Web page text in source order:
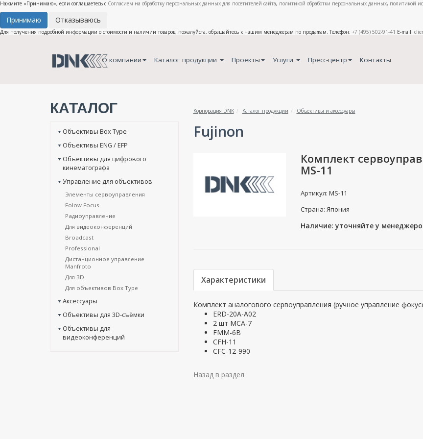
Нажмите «Принимаю», если соглашаетесь с Согласием на обработку персональных данных для посетителей сайта, политикой обработки персональных данных, политикой
Принимаю Отказываюсь
Для получения подробной информации о стоимости и наличии товаров, пожалуйста, обращайтесь к нашим менеджерам по продажам. Телефон: +7 (495) 502-91-41 E-mail:
О компании Каталог продукции Проекты Услуги Пресс-центр Контакты
КАТАЛОГ Корпорация DNK Каталог продукции Объективы и аксессуары
Объективы Box Type
Объективы ENG / EFP
Объективы для цифрового
кинематографа
Управление для объективов
Элементы сервоуправления
Folow Focus
Радиоуправление
Для видеоконференций
Broadcast
Professional
Дистанционное управление
Manfroto
Для 3D
Для объективов Box Type
Аксессуары
Объективы для 3D-съёмки
Объективы для
видеоконференций
Fujinon
Комплект
MS-11
Артикул: MS-11
Страна: Япония
Наличие: уточняйте у
Характеристики
Комплект аналогового сервоуправления (ручное управление
ERD-20A-A02
2 шт MCA-7
FMM-6B
CFH-11
CFC-12-990
Назад в раздел